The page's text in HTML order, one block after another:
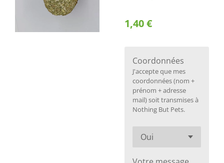
1,40 €
Coordonnées
J'accepte que mes
coordonnées (nom +
prénom + adresse
mail) soit transmises à
Nothing But Pets.